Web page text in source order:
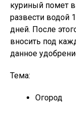
куриный помет
развести водой
дней. После
вносить под
данное
Тема:
Огород